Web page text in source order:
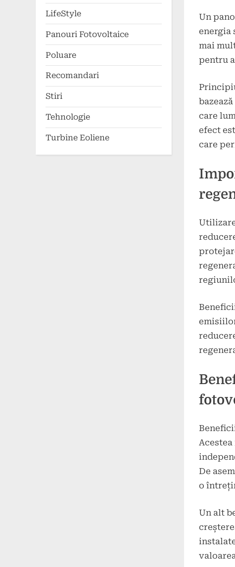
Un
energia
mai
pentru
care
efect
care
De
o
Un alt
LifeStyle
Panouri Fotovoltaice
Poluare
Recomandari
Stiri
Tehnologie
Turbine Eoliene